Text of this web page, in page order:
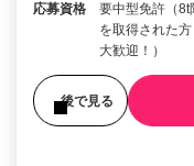
応募資格
要中型免許（
を取得された
大歓迎！）
後で見る